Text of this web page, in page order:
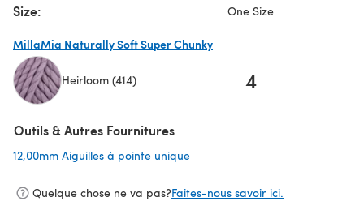
Size: One Size
MillaMia Naturally Soft Super Chunky
Heirloom (414) 4
Outils & Autres Fournitures
12,00mm Aiguilles à pointe unique
Quelque chose ne va pas?Faites-nous savoir ici.